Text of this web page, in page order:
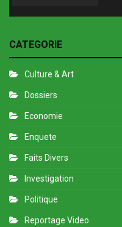
CATEGORIE
Culture & Art
Dossiers
Economie
Enquete
Faits Divers
Investigation
Politique
Reportage Video